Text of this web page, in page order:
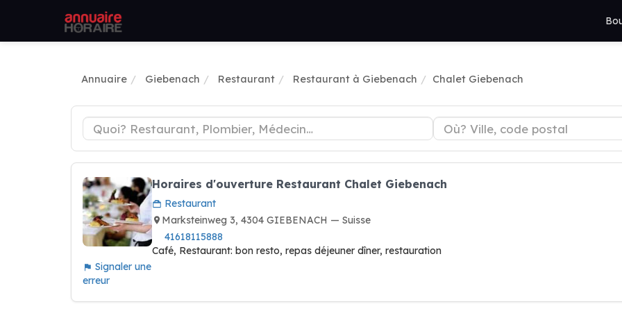
Annuaire Giebenach Restaurant Restaurant à Giebenach Chalet Giebenach
Signaler une
erreur
Horaires d'ouverture Restaurant Chalet Giebenach
Restaurant
Marksteinweg 3, 4304 GIEBENACH — Suisse
41618115888
Café, Restaurant: bon resto, repas déjeuner dîner, restauration